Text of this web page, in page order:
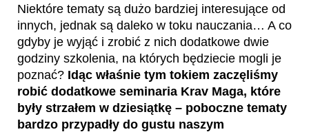
Niektóre tematy są dużo bardziej interesujące od
innych, jednak są daleko w toku nauczania… A co
gdyby je wyjąć i zrobić z nich dodatkowe dwie
godziny szkolenia, na których będziecie mogli je
poznać? Idąc właśnie tym tokiem zaczęliśmy
robić dodatkowe seminaria Krav Maga, które
były strzałem w dziesiątkę – poboczne tematy
bardzo przypadły do gustu naszym